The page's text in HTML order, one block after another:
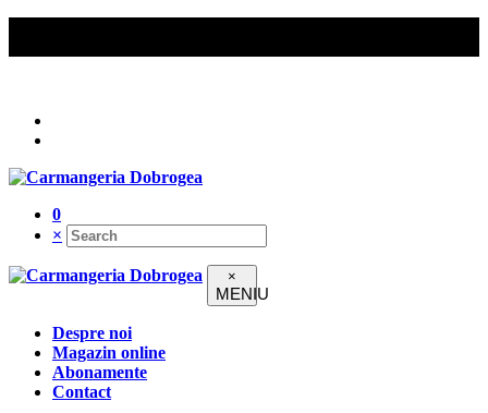
0
×
×
Despre noi
Magazin online
Abonamente
Contact